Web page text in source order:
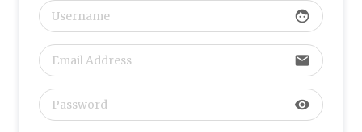
face
email
visibility